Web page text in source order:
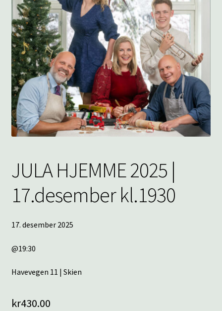
KONTAKT
SPØRSMÅL OG SVAR
HANDLEKURV
Min konto
JULA HJEMME 2025 |
17.desember kl.1930
17. desember 2025
@19:30
Havevegen 11 | Skien
kr430.00